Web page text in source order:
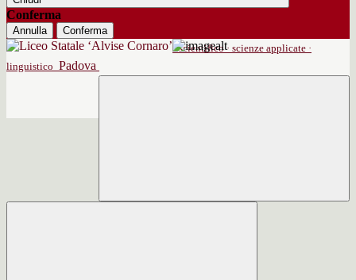
Conferma
Annulla
Conferma
scientifico · scienze applicate ·
linguistico Padova